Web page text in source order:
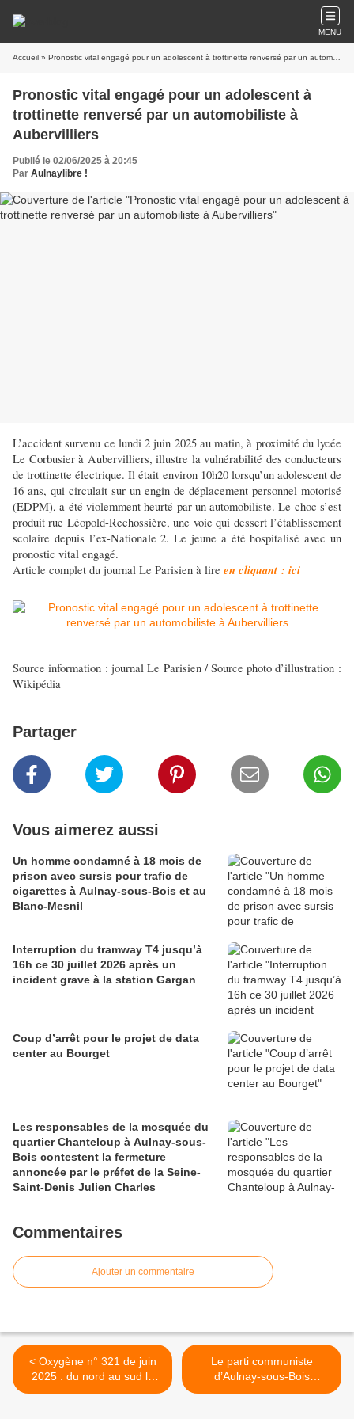
MENU
Accueil » Pronostic vital engagé pour un adolescent à trottinette renversé par un automobiliste à Aubervilliers
Pronostic vital engagé pour un adolescent à
trottinette renversé par un automobiliste à
Aubervilliers
Publié le 02/06/2025 à 20:45
Par Aulnaylibre !
L’accident survenu ce lundi 2 juin 2025 au matin, à proximité du lycée
Le Corbusier à Aubervilliers, illustre la vulnérabilité des conducteurs
de trottinette électrique. Il était environ 10h20 lorsqu’un adolescent de
16 ans, qui circulait sur un engin de déplacement personnel motorisé
(EDPM), a été violemment heurté par un automobiliste. Le choc s’est
produit rue Léopold-Rechossière, une voie qui dessert l’établissement
scolaire depuis l’ex-Nationale 2. Le jeune a été hospitalisé avec un
pronostic vital engagé.
Article complet du journal Le Parisien à lire en cliquant : ici
Source information : journal Le Parisien / Source photo d’illustration :
Wikipédia
Partager
Vous aimerez aussi
Un homme condamné à 18 mois de
prison avec sursis pour trafic de
cigarettes à Aulnay-sous-Bois et au
Blanc-Mesnil
Interruption du tramway T4 jusqu’à
16h ce 30 juillet 2026 après un
incident grave à la station Gargan
Coup d’arrêt pour le projet de data
center au Bourget
Les responsables de la mosquée du
quartier Chanteloup à Aulnay-sous-
Bois contestent la fermeture
annoncée par le préfet de la Seine-
Saint-Denis Julien Charles
Commentaires
Ajouter un commentaire
< Oxygène n° 321 de juin
2025 : du nord au sud la
fête de la musique prend
Le parti communiste
d’Aulnay-sous-Bois
questionne le projet